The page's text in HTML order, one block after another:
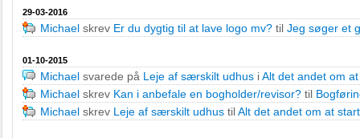
29-03-2016
Michael skrev Er du dygtig til at lave logo mv? til Jeg søger et
01-10-2015
Michael svarede på Leje af særskilt udhus iAlt det andet om
Michael skrev Kan i anbefale en bogholder/revisor? til
Michael skrev Leje af særskilt udhus tilAlt det andet om at